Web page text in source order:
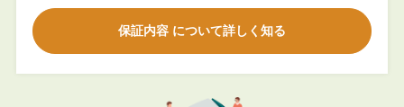
保証内容 について詳しく知る